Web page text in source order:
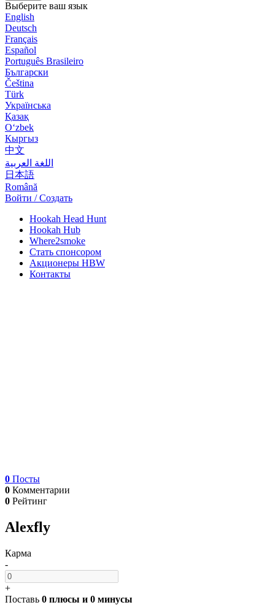
Выберите ваш язык
English
Deutsch
Français
Español
Português Brasileiro
Български
Čeština
Türk
Українська
Қазақ
Оʻzbek
Кыргыз
中文
اللغة العربية
日本語
Română
Войти / Создать
Hookah Head Hunt
Hookah Hub
Where2smoke
Стать спонсором
Акционеры HBW
Контакты
0 Посты
0 Комментарии
0 Рейтинг
Alexfly
Карма
-
+
Поставь 0 плюсы и 0 минусы